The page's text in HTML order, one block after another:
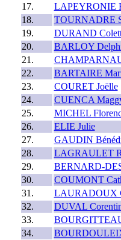
17.
LAPEYRONIE
18.
TOURNADRE
19.
DURAND
20.
BARLOY
21.
22.
BARTAIRE
23.
COURET Joëlle
24.
CUENCA
25.
MICHEL
26.
ELIE Julie
27.
GAUDIN
28.
LAGRAULET
29.
BERNARD-
30.
COUMONT
31.
LAURADOUX
32.
DUVAL
33.
34.